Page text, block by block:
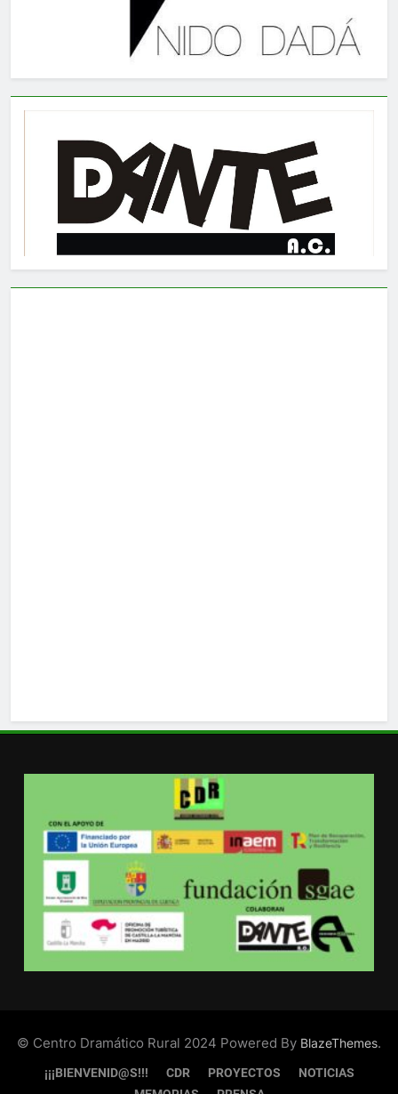
© Centro Dramático Rural 2024 Powered By BlazeThemes.
¡¡¡BIENVENID@S!!! CDR PROYECTOS
NOTICIAS